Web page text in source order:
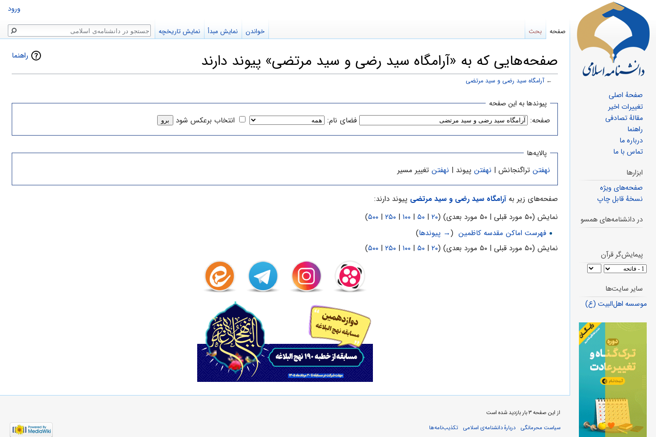
راهنما صفحه‌هایی که به «آرامگاه سيد رضى و سيد مرتضى» پیوند دارند
←آرامگاه سيد رضى و سيد مرتضى
پیوندها به این صفحه
صفحه: فضای نام: انتخاب برعکس شود
پالایه‌ها
نهفتنتراگنجانش | نهفتنپیوند | نهفتنتغییر مسیر
صفحه‌های زیر به آرامگاه سيد رضى و سيد مرتضى پیوند دارند:
نمایش (۵۰ مورد قبلی | ۵۰ مورد بعدی) (
۲۰ | ۵۰ | ۱۰۰ | ۲۵۰ | ۵۰۰)
فهرست اماکن مقدسه کاظمین‏
(→ پیوندها)
نمایش (۵۰ مورد قبلی | ۵۰ مورد بعدی) (
۲۰ | ۵۰ | ۱۰۰ | ۲۵۰ | ۵۰۰)
ورود
صفحه بحث خواندن نمایش مبدأ نمایش تاریخچه جستجو
صفحهٔ اصلی
تغییرات اخیر
مقالهٔ تصادفی
راهنما
درباره ما
تماس با ما
ابزارها
صفحه‌های ویژه
نسخهٔ قابل چاپ
در دانشنامه‌های همسو
پیمایش‌گر قرآن
سایر سایت‌ها
موسسه اهل‌البیت (ع)
از این صفحه ۳ بار بازدید شده است
سیاست محرمانگی
دربارهٔ دانشنامه‌ی اسلامی تکذیب‌نامه‌ها